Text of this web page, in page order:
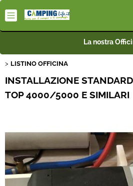
Articoli per Camper e
Speciale
Campeggio e
La nostra
LISTINO OFFICINA
INSTALLAZIONE
TOP 4000/5000 E SIMILARI